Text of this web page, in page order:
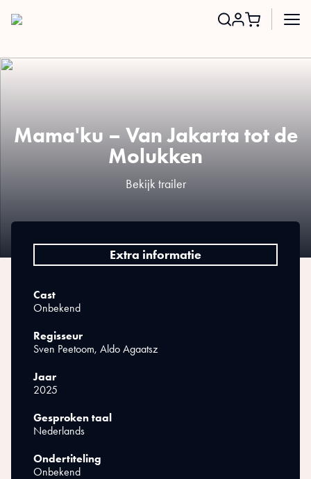
Mama'ku – Van Jakarta tot de
Molukken
Bekijk trailer
Extra informatie
Cast
Onbekend
Regisseur
Sven Peetoom, Aldo Agaatsz
Jaar
2025
Gesproken taal
Nederlands
Ondertiteling
Onbekend